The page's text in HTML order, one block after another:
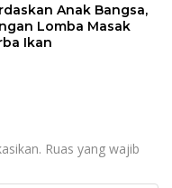
Anak Bangsa,
Lomba Masak
Ikan
Ruas yang wajib